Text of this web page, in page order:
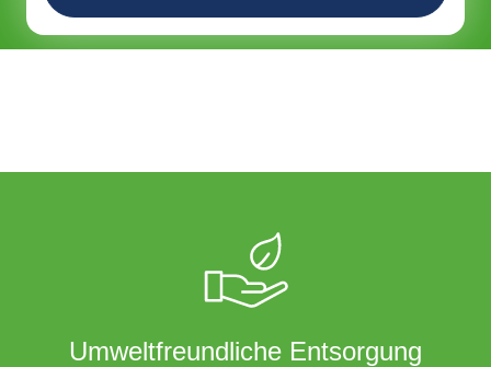
Umweltfreundliche Entsorgung